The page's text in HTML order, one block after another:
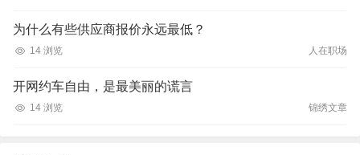
为什么有些供应商报价永远最低？
14 浏览 人在职场
开网约车自由，是最美丽的谎言
14 浏览 锦绣文章